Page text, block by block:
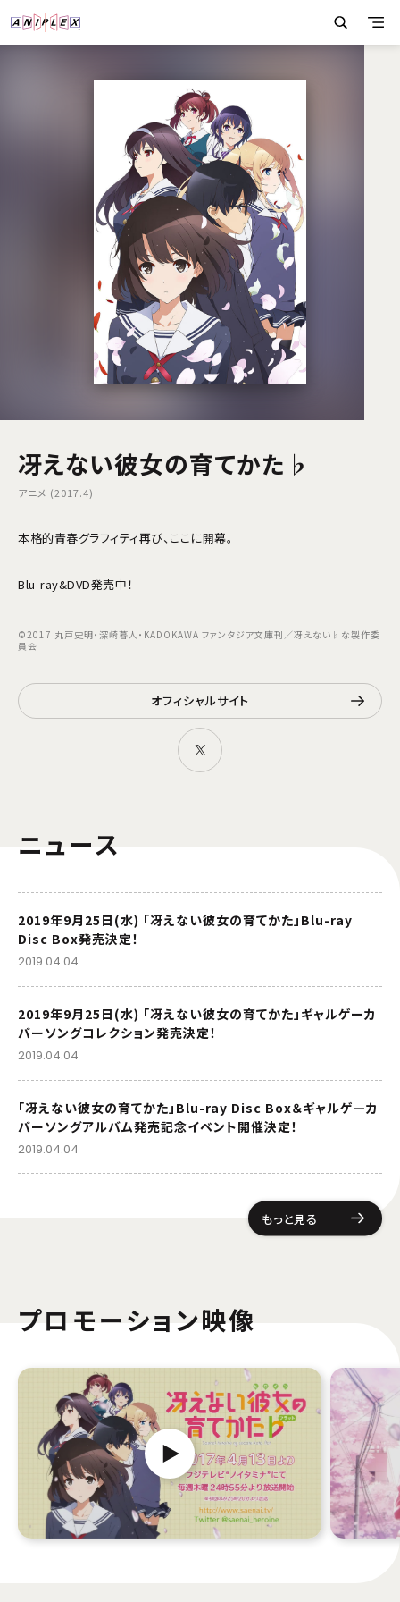
冴えない彼女の育てかた♭
アニメ (2017.4)
本格的青春グラフィティ再び、ここに開幕――。
Blu-ray&DVD発売中！
©2017 丸戸史明・深崎暮人・KADOKAWA ファンタジア文庫刊／冴えない♭な製作委
員会
オフィシャルサイト
ニュース
2019年9月25日(水) 「冴えない彼女の育てかた」Blu-ray
Disc Box発売決定！
2019.04.04
2019年9月25日(水) 「冴えない彼女の育てかた」ギャルゲーカ
バーソングコレクション発売決定！
2019.04.04
「冴えない彼女の育てかた」Blu-ray Disc Box＆ギャルゲ―カ
バーソングアルバム発売記念イベント開催決定！
2019.04.04
もっと見る
プロモーション映像